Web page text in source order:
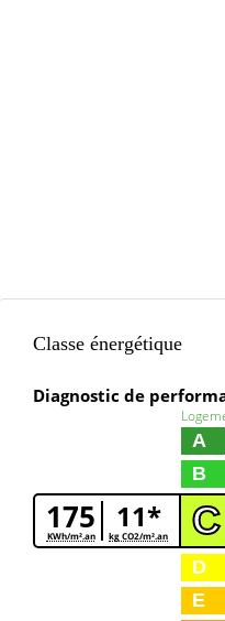
Classe énergétique
Diagnostic de
175
KWh/m².an
11*
kg CO2/m².an
A
B
C
D
E